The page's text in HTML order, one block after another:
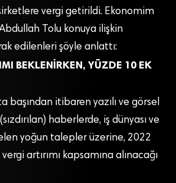
vergi getirildi. Ekonomim
Tolu konuya ilişkin
edilenleri şöyle anlattı:
BEKLENİRKEN, YÜZDE 10 EK
başından itibaren yazılı ve görsel
haberlerde, iş dünyası ve
yoğun talepler üzerine, 2022
artırımı kapsamına alınacağı